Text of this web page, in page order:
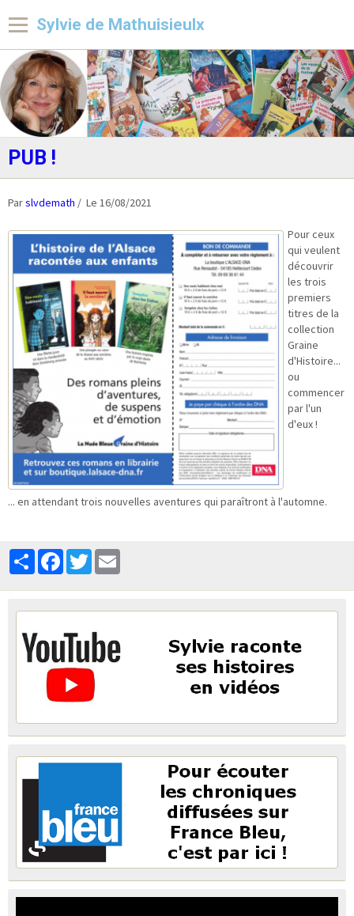
Sylvie de Mathuisieulx
Accueil
A télécharger
Angelo la Débrouille
Contact
Les sites des copains
PUB !
Parslvdemath Le 16/08/2021
Pour ceux
qui veulent
découvrir
les trois
premiers
titres de la
collection
Graine
d'Histoire...
ou
commencer
par l'un
d'eux !
... en attendant trois nouvelles aventures qui paraîtront à l'automne.
PartagerFacebook
Twitter